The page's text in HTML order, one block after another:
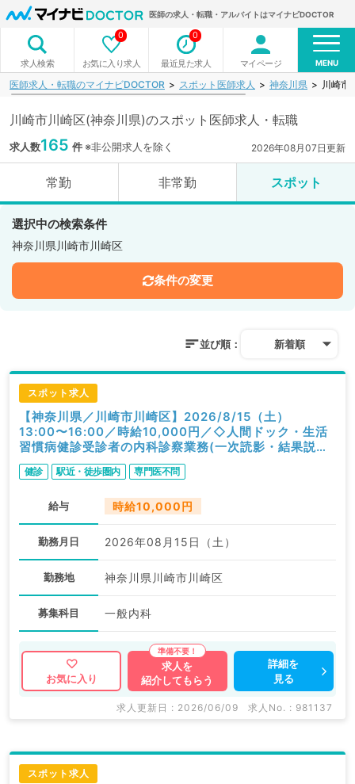
医師の求人・転職・アルバイトはマイナビDOCTOR
求人検索 お気に入り求人
0
最近見た求人
0
マイページ MENU
医師求人・転職のマイナビDOCTOR スポット医師求人 神奈川県 川崎市
川崎市川崎区(神奈川県)のスポット医師求人・転職
求人数165 件※非公開求人を除く 2026年08月07日更新
常勤 非常勤 スポット
選択中の検索条件
神奈川県川崎市川崎区
条件の変更
並び順： 新着順
スポット求人
【神奈川県／川崎市川崎区】2026/8/15（土）
13:00〜16:00／時給10,000円／◇人間ドック・生活
習慣病健診受診者の内科診察業務(一次読影・結果説明
含む)◇／内科
健診 駅近・徒歩圏内 専門医不問
給与 時給10,000円
勤務月日 2026年08月15日（土）
勤務地 神奈川県川崎市川崎区
募集科目 一般内科
お気に入り
求人を
紹介してもらう
詳細を
見る
求人更新日 : 2026/06/09 求人No. : 981137
スポット求人